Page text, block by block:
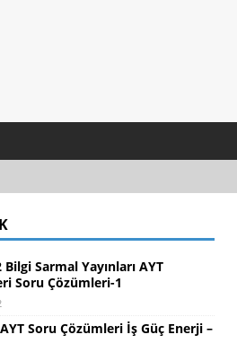
Sarmal Yayınları AYT
Soru Çözümleri-1
Soru Çözümleri İş Güç Enerji –